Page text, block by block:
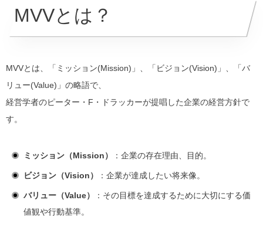
MVVとは？
MVVとは、「 ミッション(Mission) 」、「 ビジョン(Vision) 」、「バ
リュー(Value) 」の略語で、
経営学者のピーター・F・ドラッカーが提唱した企業の経営方針で
す。
ミッション（Mission） ：企業の存在理由、目的。
ビジョン（Vision） ：企業が達成したい将来像。
バリュー（Value）
：その目標を達成するために大切にする価
値観や行動基準。